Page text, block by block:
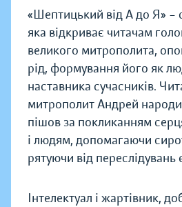
«Шептицький від А до Я» –
яка відкриває читачам
великого митрополита,
рід, формування його як
наставника сучасників.
митрополит Андрей
пішов за покликанням
і людям, допомагаючи
рятуючи від переслідувань
Інтелектуал і жартівник,